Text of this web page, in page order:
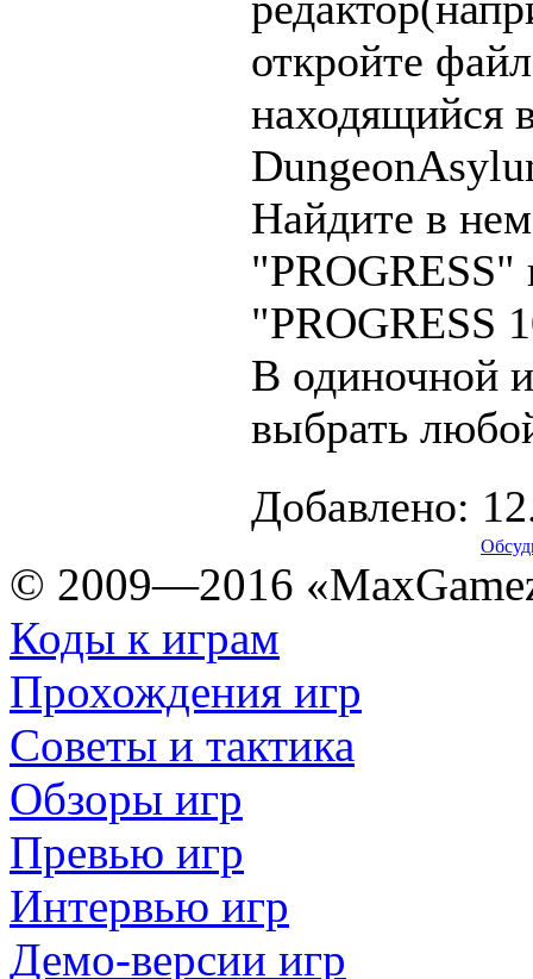
откройте
находящийся
Найдите в
"PROGRESS"
"PROGRESS
В одиночной
выбрать
Добавлено:
© 2009—2016
Коды к играм
Прохождения игр
Советы и тактика
Обзоры игр
Превью игр
Интервью игр
Демо-версии игр